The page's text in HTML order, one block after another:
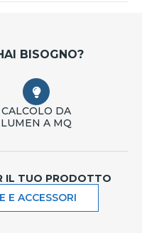
BISOGNO?
CALCOLO DA
LUMEN A MQ
IL TUO PRODOTTO
E ACCESSORI